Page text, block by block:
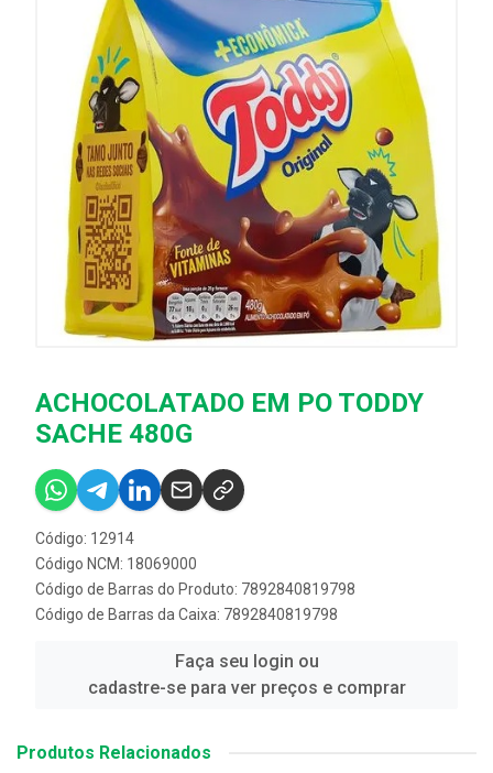
ACHOCOLATADO EM PO TODDY
SACHE 480G
Código: 12914
Código NCM: 18069000
Código de Barras do Produto: 7892840819798
Código de Barras da Caixa: 7892840819798
Faça seu login ou
cadastre-se para ver preços e comprar
Produtos Relacionados